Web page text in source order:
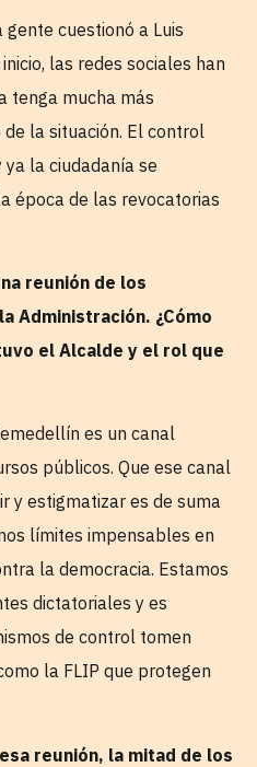
cuestionó a Luis
las redes sociales han
tenga mucha más
la situación. El control
la ciudadanía se
época de las revocatorias
reunión de los
Administración. ¿Cómo
el Alcalde y el rol que
es un canal
públicos. Que ese canal
y estigmatizar es de suma
límites impensables en
la democracia. Estamos
dictatoriales y es
de control tomen
la FLIP que protegen
reunión, la mitad de los